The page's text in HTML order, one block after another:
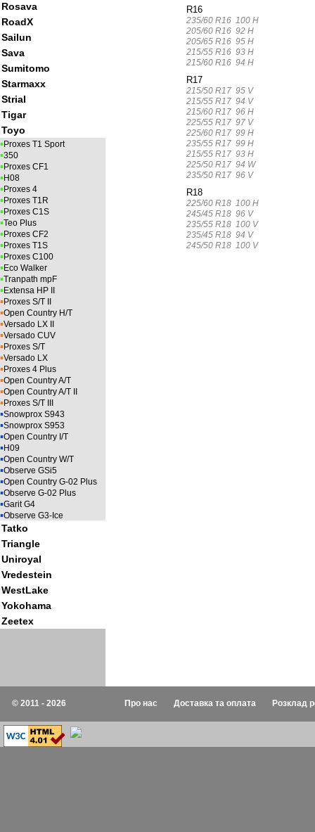
Rosava
RoadX
Sailun
Sava
Sumitomo
Starmaxx
Strial
Tigar
Toyo
▪Proxes T1 Sport
▪350
▪Proxes CF1
▪H08
▪Proxes 4
▪Proxes T1R
▪Proxes C1S
▪Teo Plus
▪Proxes CF2
▪Proxes T1S
▪Proxes C100
▪Eco Walker
▪Tranpath mpF
▪Extensa HP II
▪Proxes S/T II
▪Open Country H/T
▪Versado LX II
▪Versado CUV
▪Proxes S/T
▪Versado LX
▪Proxes 4 Plus
▪Open Country A/T
▪Open Country A/T II
▪Proxes S/T III
▪Snowprox S943
▪Snowprox S953
▪Open Country I/T
▪H09
▪Open Country W/T
▪Observe GSi5
▪Open Country G-02 Plus
▪Observe G-02 Plus
▪Garit G4
▪Observe G3-Ice
Tatko
Triangle
Uniroyal
Vredestein
WestLake
Yokohama
Zeetex
R16
235/60 R16 100 H
205/60 R16 92 H
205/65 R16 95 H
215/55 R16 93 H
215/60 R16 94 H
R17
215/50 R17 95 V
215/55 R17 94 V
215/60 R17 96 H
225/55 R17 97 V
225/60 R17 99 H
235/55 R17 99 H
215/55 R17 93 H
225/50 R17 94 W
235/50 R17 96 V
R18
225/60 R18 100 H
245/45 R18 96 V
235/55 R18 100 V
235/45 R18 94 V
245/50 R18 100 V
© 2011 - 2026 Про нас Доставка та оплата Розклад